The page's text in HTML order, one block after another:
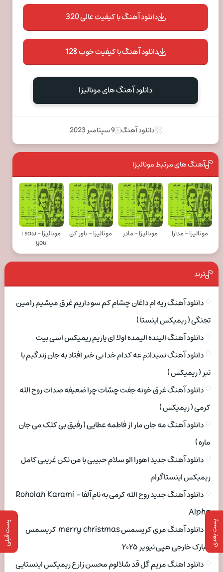
پست بعدی پست قبلی
دانلود آهنگ با کیفیت عالی 320
دانلود آهنگ با کیفیت خوب 128
دانلود آهنگ های مونالیزا
دانلود آهنگ 9 سپتامبر 2023
آهنگ های مرتبط مونالیزا
مونالیزا - مدارا مونالیزا - مادر مونالیزا - باور کن
مونالیزا - i saw
you
ترند
دانلود آهنگ ریه ام داغان چشام کم سو داریم غرق میشیم رامین
تجنگی ( ریمیکس اینستا )
دانلود آهنگ الینده الیمده اولا ای یاریم ریمیکس اسی بیت
دانلود آهنگ نمیدانم عه کدام خدا بی خبر افتاد به جان زندگیم با
تبر ( ریمیکس )
دانلود آهنگ غرق خونه جفت چشات چرا ضعیفه صدات روح الله
کرمی ( ریمیکس )
دانلود آهنگ مه جان مار از فاطمه عطایی ( رفیق بی کلک می جان
ماره )
دانلود آهنگ جدید اهورا الو سلام حبیبی با من نکن غریبی کامل
ریمیکس اینستاگرام
دانلود آهنگ جدید روح الله کرمی به نام آلفا Roholah Karami –
Alpha
دانلود آهنگ مری کریسمس merry christmas کریسمس
مبارک خارجی هپی نیو یر ۲۰۲۵
دانلود اهنگ مریم گل قد شلالوم محسن زارع ریمیکس اینستایی